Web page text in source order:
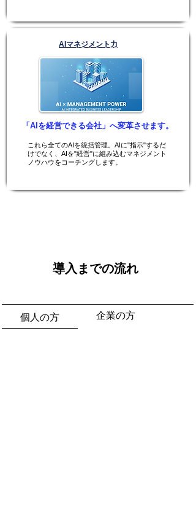
AIマネジメント力
「AIを経営できる会社」へ変革させます。
これら全てのAIを統括管理。AIに"指示"するだ
けでなく、AIを"経営"に組み込むマネジメント
ノウハウをコーチングします。
導入までの流れ
個人の方 企業の方